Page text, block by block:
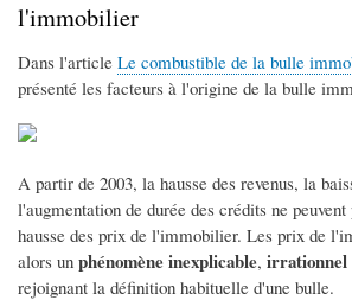
l'immobilier
Dans l'article Le combustible de la bulle
présenté les facteurs à l'origine de la bulle
A partir de 2003, la hausse des revenus, la
l'augmentation de durée des crédits ne
hausse des prix de l'immobilier. Les prix de
alors un phénomène inexplicable, irrationnel
rejoignant la définition habituelle d'une bulle.